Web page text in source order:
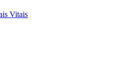
Vitais